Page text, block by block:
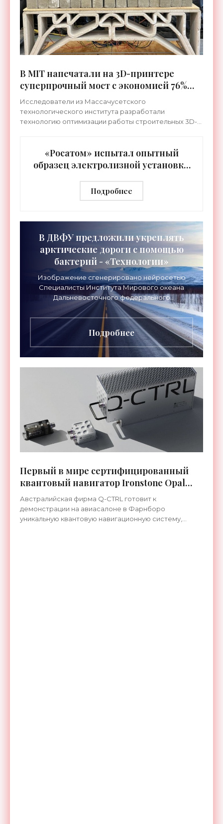
В MIT напечатали на 3D-принтере
суперпрочный мост с экономией 76%
бетона - «Технологии»
Исследователи из Массачусетского
технологического института разработали
технологию оптимизации работы строительных 3D-
«Росатом» испытал опытный
образец электролизной установки
«Технологии»
Подробнее
В ДВФУ предложили укреплять
арктические дороги с помощью
бактерий - «Технологии»
Изображение сгенерировано нейросетью
Специалисты Института Мирового океана
Дальневосточного федерального
университета (ДВФУ) предложили
перспективный способ упрочнения грунтов,
который
Подробнее
Первый в мире сертифицированный
квантовый навигатор Ironstone Opal
работает без спутников GPS -
«Технологии»
Австралийская фирма Q-CTRL готовит к
демонстрации на авиасалоне в Фарнборо
уникальную квантовую навигационную систему,